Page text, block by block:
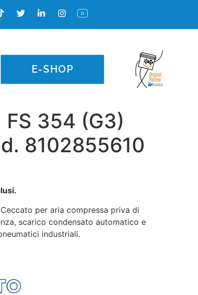
E-SHOP
354 (G3)
8102855610
per aria compressa priva di
scarico condensato automatico e
industriali.